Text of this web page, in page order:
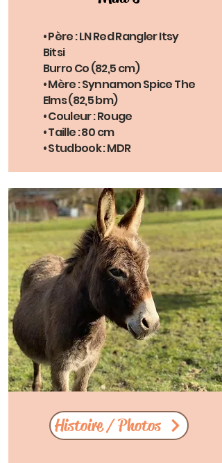
• Père : LN Red Rangler Itsy
Bitsi
Burro Co (82,5 cm)
• Mère : Synnamon Spice The
Elms (82,5 bm)
• Couleur : Rouge
• Taille : 80 cm
• Studbook : MDR
Histoire / Photos